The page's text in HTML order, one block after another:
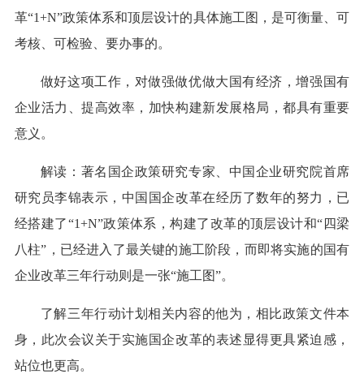
革“1+N”政策体系和顶层设计的具体施工图，是可衡量、可
考核、可检验、要办事的。
做好这项工作，对做强做优做大国有经济，增强国有
企业活力、提高效率，加快构建新发展格局，都具有重要
意义。
解读：著名国企政策研究专家、中国企业研究院首席
研究员李锦表示，中国国企改革在经历了数年的努力，已
经搭建了“1+N”政策体系，构建了改革的顶层设计和“四梁
八柱”，已经进入了最关键的施工阶段，而即将实施的国有
企业改革三年行动则是一张“施工图”。
了解三年行动计划相关内容的他为，相比政策文件本
身，此次会议关于实施国企改革的表述显得更具紧迫感，
站位也更高。